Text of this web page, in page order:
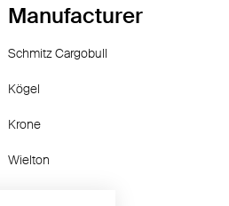
Manufacturer
Schmitz Cargobull
Kögel
Krone
Wielton